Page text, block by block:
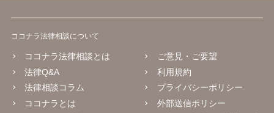
ココナラ法律相談について
ココナラ法律相談とは
法律Q&A
法律相談コラム
ココナラとは
ご意見・ご要望
利用規約
プライバシーポリシー
外部送信ポリシー